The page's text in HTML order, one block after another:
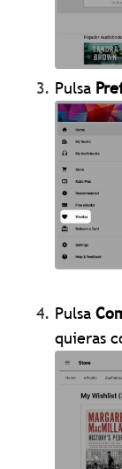
Pulsa
Pulsa
quieras